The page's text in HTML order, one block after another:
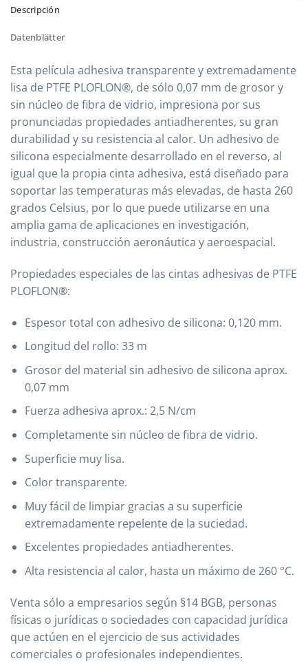
Descripción
Datenblätter
Esta película adhesiva transparente y extremadamente
lisa de PTFE PLOFLON®, de sólo 0,07 mm de grosor y
sin núcleo de fibra de vidrio, impresiona por sus
pronunciadas propiedades antiadherentes, su gran
durabilidad y su resistencia al calor. Un adhesivo de
silicona especialmente desarrollado en el reverso, al
igual que la propia cinta adhesiva, está diseñado para
soportar las temperaturas más elevadas, de hasta 260
grados Celsius, por lo que puede utilizarse en una
amplia gama de aplicaciones en investigación,
industria, construcción aeronáutica y aeroespacial.
Propiedades especiales de las cintas adhesivas de PTFE
PLOFLON®:
Espesor total con adhesivo de silicona: 0,120 mm.
Longitud del rollo: 33 m
Grosor del material sin adhesivo de silicona aprox.
0,07 mm
Fuerza adhesiva aprox.: 2,5 N/cm
Completamente sin núcleo de fibra de vidrio.
Superficie muy lisa.
Color transparente.
Muy fácil de limpiar gracias a su superficie
extremadamente repelente de la suciedad.
Excelentes propiedades antiadherentes.
Alta resistencia al calor, hasta un máximo de 260 °C.
Venta sólo a empresarios según §14 BGB, personas
físicas o jurídicas o sociedades con capacidad jurídica
que actúen en el ejercicio de sus actividades
comerciales o profesionales independientes.